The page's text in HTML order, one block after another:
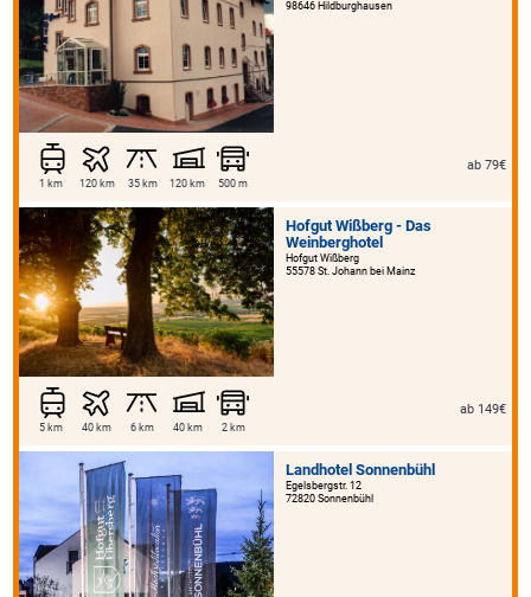
98646 Hildburghausen
1 km 120 km 35 km 120 km 500 m
ab 79€
Hofgut Wißberg - Das
Weinberghotel
Hofgut Wißberg
55578 St. Johann bei Mainz
5 km 40 km 6 km 40 km 2 km
ab 149€
Landhotel Sonnenbühl
Egelsbergstr. 12
72820 Sonnenbühl